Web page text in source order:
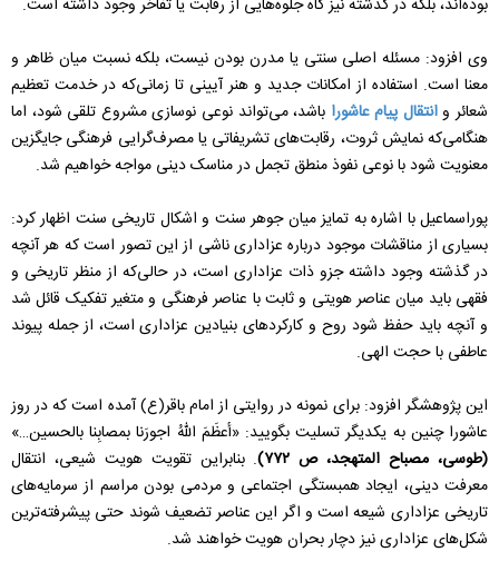
بوده‌اند، بلکه در گذشته نیز گاه جلوه‌هایی از رقابت یا تفاخر وجود داشته است.
وی افزود: مسئله اصلی سنتی یا مدرن بودن نیست، بلکه نسبت میان ظاهر و
معنا است. استفاده از امکانات جدید و هنر آیینی تا زمانی‌که در خدمت تعظیم
شعائر وانتقال پیام عاشورا باشد، می‌تواند نوعی نوسازی مشروع تلقی شود، اما
هنگامی‌که نمایش ثروت، رقابت‌های تشریفاتی یا مصرف‌گرایی فرهنگی جایگزین
معنویت شود با نوعی نفوذ منطق تجمل در مناسک دینی مواجه خواهیم شد.
پوراسماعیل با اشاره به تمایز میان جوهر سنت و اشکال تاریخی سنت اظهار کرد:
بسیاری از مناقشات موجود درباره عزاداری ناشی از این تصور است که هر آنچه
در گذشته وجود داشته جزو ذات عزاداری است، در حالی‌که از منظر تاریخی و
فقهی باید میان عناصر هویتی و ثابت با عناصر فرهنگی و متغیر تفکیک قائل شد
و آنچه باید حفظ شود روح و کارکردهای بنیادین عزاداری است، از جمله پیوند
عاطفی با حجت الهی.
این پژوهشگر افزود: برای نمونه در روایتی از امام باقر(ع) آمده است که در روز
عاشورا چنین به یکدیگر تسلیت بگویید: «أعظَمَ اللهُ اجورَنا بمصابِنا بالحسین…»
(طوسی، مصباح المتهجد، ص ۷۷۲)
. بنابراین تقویت هویت شیعی، انتقال
معرفت دینی، ایجاد همبستگی اجتماعی و مردمی بودن مراسم از سرمایه‌های
تاریخی عزاداری شیعه است و اگر این عناصر تضعیف شوند حتی پیشرفته‌ترین
شکل‌های عزاداری نیز دچار بحران هویت خواهند شد.